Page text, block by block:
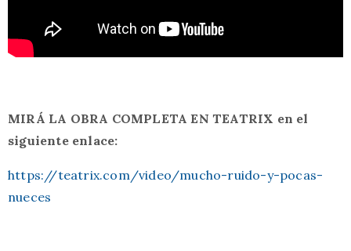
MIRÁ LA OBRA COMPLETA EN TEATRIX en el
siguiente enlace:
https://teatrix.com/video/mucho-ruido-y-pocas-
nueces